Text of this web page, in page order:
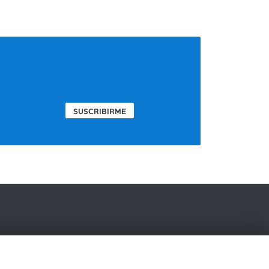
SUSCRIBIRME